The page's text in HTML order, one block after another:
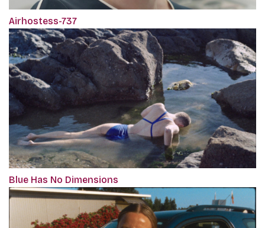
Airhostess-737
Blue Has No Dimensions